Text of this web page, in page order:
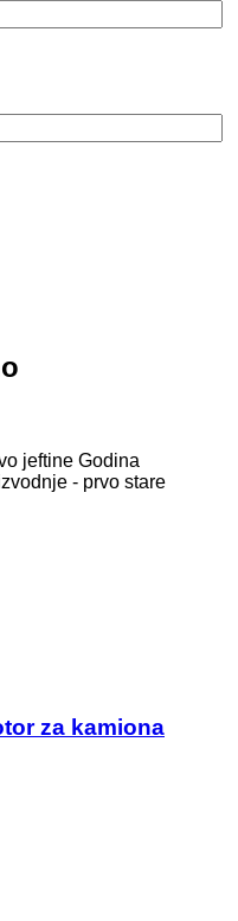
jeftine Godina
- prvo stare
za kamiona